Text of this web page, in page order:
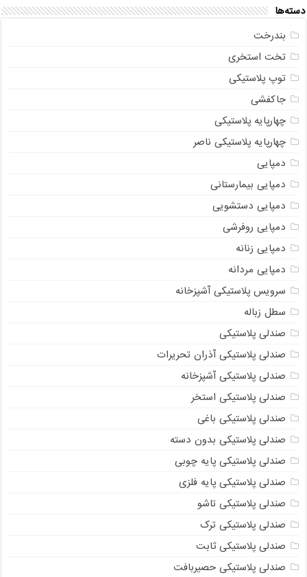
دسته‌ها
بندرخت
تخت استخری
توپ پلاستیکی
جاکفشی
چهارپایه پلاستیکی
چهارپایه پلاستیکی ناصر
دمپایی
دمپایی بیمارستانی
دمپایی دستشویی
دمپایی روفرشی
دمپایی زنانه
دمپایی مردانه
سرویس پلاستیکی آشپزخانه
سطل زباله
صندلی پلاستیکی
صندلی پلاستیکی آذران تحریرات
صندلی پلاستیکی آشپزخانه
صندلی پلاستیکی استخر
صندلی پلاستیکی باغی
صندلی پلاستیکی بدون دسته
صندلی پلاستیکی پایه چوبی
صندلی پلاستیکی پایه فلزی
صندلی پلاستیکی تاشو
صندلی پلاستیکی ترک
صندلی پلاستیکی ثابت
صندلی پلاستیکی حصیربافت